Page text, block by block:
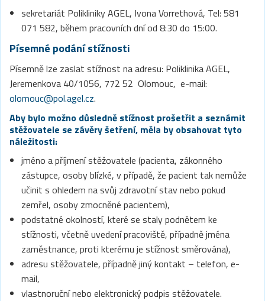
sekretariát Polikliniky AGEL, Ivona Vorrethová, Tel: 581
071 582, během pracovních dní od 8:30 do 15:00.
Písemné podání stížnosti
Písemně lze zaslat stížnost na adresu: Poliklinika AGEL,
Jeremenkova 40/1056, 772 52 Olomouc, e-mail:
olomouc@pol.agel.cz.
Aby bylo možno důsledně stížnost prošetřit a seznámit
stěžovatele se závěry šetření, měla by obsahovat tyto
náležitosti:
jméno a příjmení stěžovatele (pacienta, zákonného
zástupce, osoby blízké, v případě, že pacient tak nemůže
učinit s ohledem na svůj zdravotní stav nebo pokud
zemřel, osoby zmocněné pacientem),
podstatné okolností, které se staly podnětem ke
stížnosti, včetně uvedení pracoviště, případně jména
zaměstnance, proti kterému je stížnost směrována),
adresu stěžovatele, případně jiný kontakt – telefon, e-
mail,
vlastnoruční nebo elektronický podpis stěžovatele.